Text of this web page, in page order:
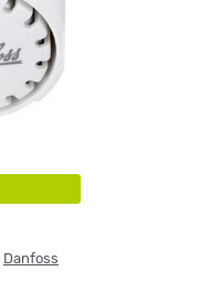
Danfoss